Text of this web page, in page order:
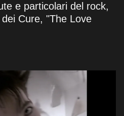
e particolari del rock,
Cure, "The Love